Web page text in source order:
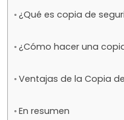
¿Qué es copia de
¿Cómo hacer una
Ventajas de la Copia
En resumen